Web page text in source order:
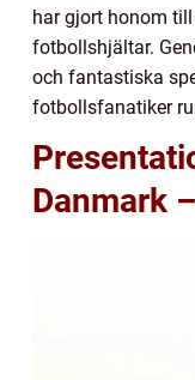
har gjort honom
fotbollshjältar.
och fantastiska
fotbollsfanatiker
Danmark